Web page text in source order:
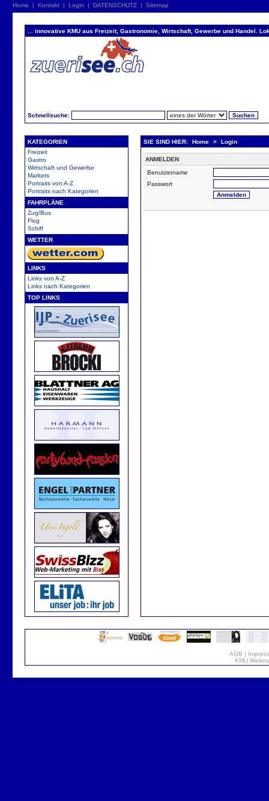
Home | Kontakt | Login | DATENSCHUTZ | Sitemap
... innovative KMU aus Freizeit, Gastronomie, Wirtschaft, Gewerbe und Handel.
Schnellsuche:
KATEGORIEN
Freizeit
Gastro
Wirtschaft und Gewerbe
Markets
Portraits von A-Z
Portraits nach Kategorien
FAHRPLÄNE
Zug/Bus
Flug
Schiff
WETTER
LINKS
Links von A-Z
Links nach Kategorien
TOP LINKS
SIE SIND HIER: Home > Login
ANMELDEN
Benutzername
Passwort
AGB |
KMU